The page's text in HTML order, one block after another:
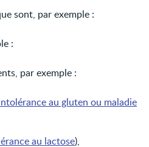
sont, par exemple :
:
par exemple :
au gluten ou maladie
au lactose),